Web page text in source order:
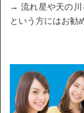
→ 流れ星や天の川
という方にはお勧